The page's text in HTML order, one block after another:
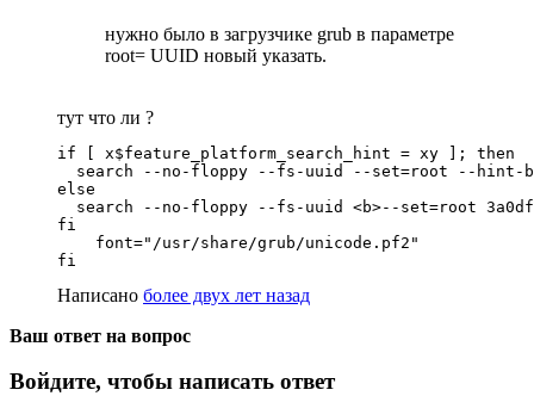
нужно было в загрузчике grub в параметре
root= UUID новый указать.
тут что ли ?
if [ x$feature_platform_search_hint = xy ]; then
search --no-floppy --fs-uuid --set=root --
else
search --no-floppy --fs-uuid <b>--set=root
fi
    font="/usr/share/grub/unicode.pf2"
fi
Написано более двух лет назад
Ваш ответ на вопрос
Войдите, чтобы написать ответ